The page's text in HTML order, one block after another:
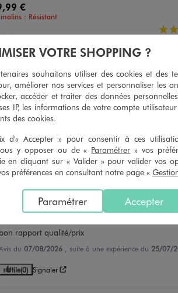
€
: Résistant
5 de moyenne
5 /5
Avis vérifié et récompensé
du08/08/2026 , suite à une expérience du21/07/
Utile (0) Signaler
Avis vérifié et récompensé
bon rapport qualité/prix
du 07/08/2026 , suite à une expérience du 25/07/
Utile(0) Signaler
VOTRE SHOPPING ?
souhaitons utiliser des cookies et des
améliorer nos services et personnaliser les
accéder et traiter des données
IP, les informations de votre compte
des cookies.
d'« Accepter » pour consentir à ces
y opposer ou de « Paramétrer » vos
en cliquant sur « Valider » pour valider vos
préférences en consultant notre page «
Accepter
Paramétrer